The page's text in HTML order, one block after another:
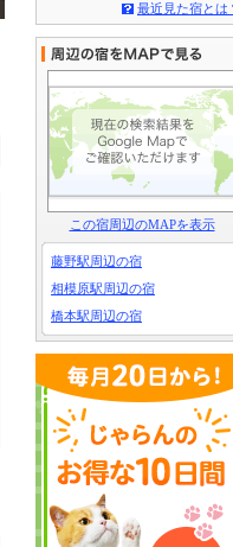
最近見た宿とは
この宿周辺のMAPを表示
藤野駅周辺の宿
相模原駅周辺の宿
橋本駅周辺の宿